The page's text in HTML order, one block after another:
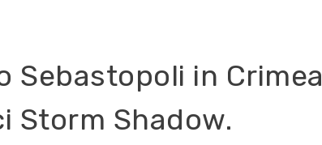
Sebastopoli in Crimea
Storm Shadow.